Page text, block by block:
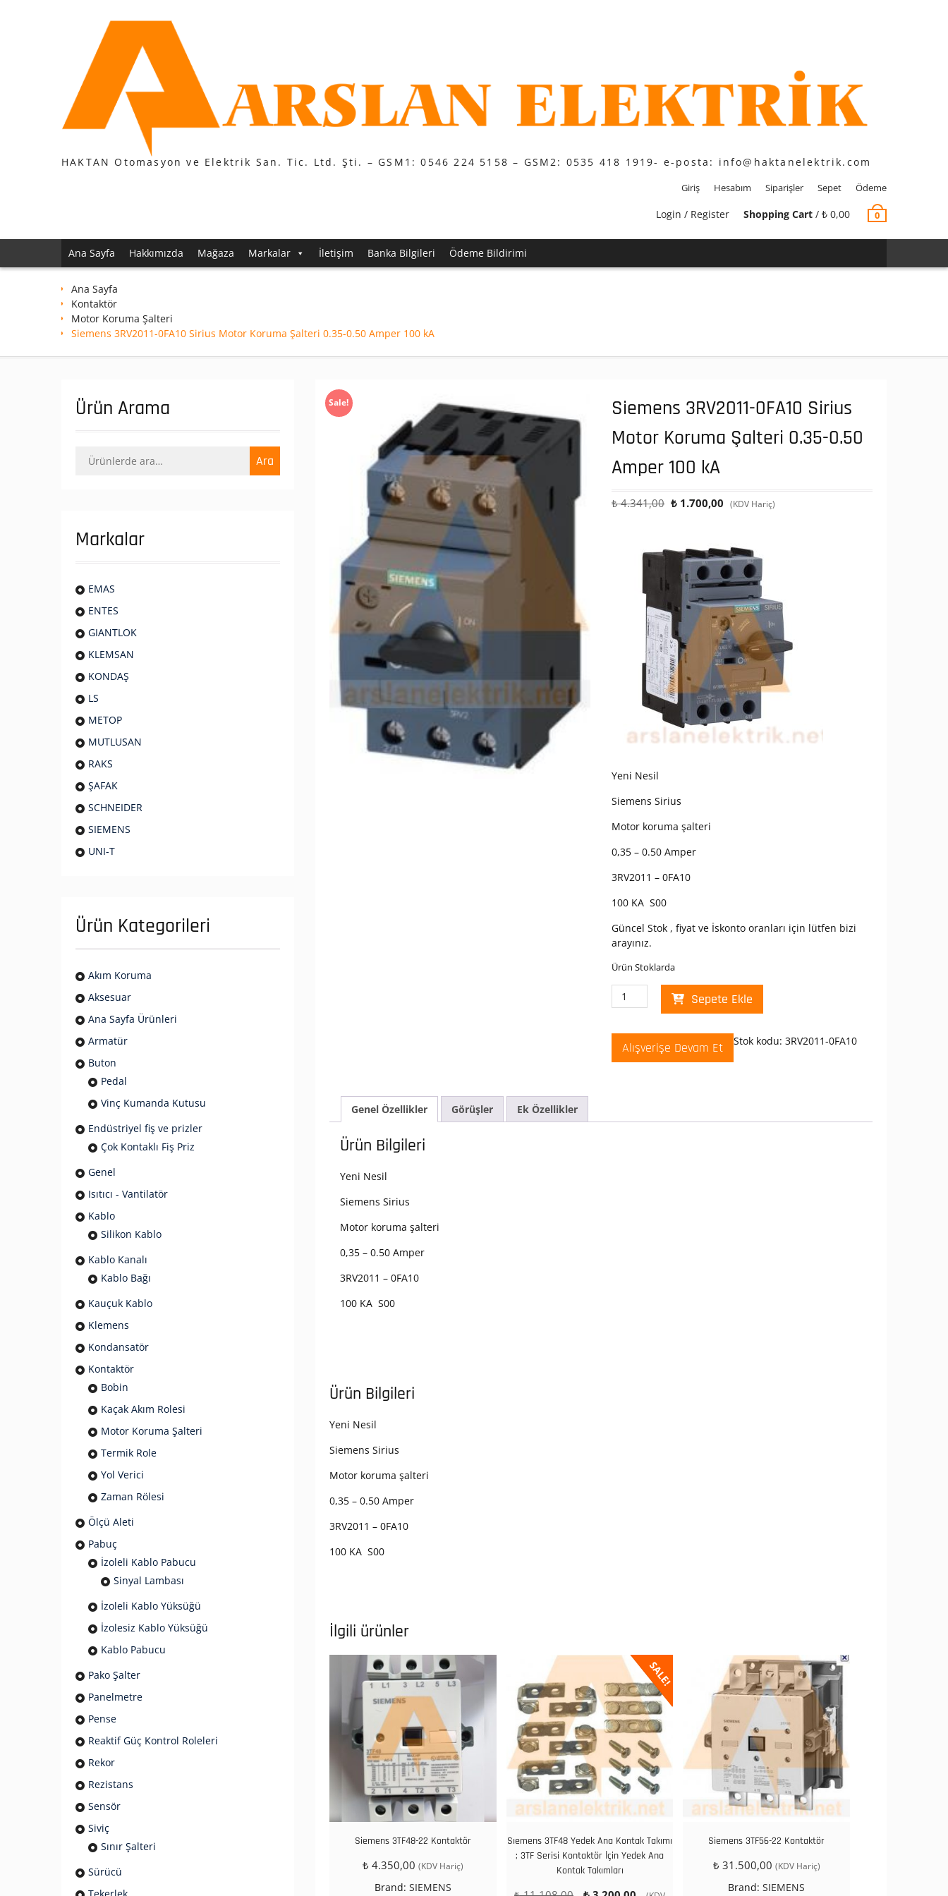
HAKTAN Otomasyon ve Elektrik San. Tic. Ltd. Şti. – GSM1: 0546 224 5158 – GSM2: 0535 418 1919- e-posta: info@haktanelektrik.com
Giriş Hesabım Siparişler Sepet Ödeme
Login / Register Shopping Cart / ₺ 0,00 0
Ana Sayfa Hakkımızda Mağaza Markalar İletişim Banka Bilgileri Ödeme Bildirimi
Ana Sayfa
Kontaktör
Motor Koruma Şalteri
Siemens 3RV2011-0FA10 Sirius Motor Koruma Şalteri 0.35-0.50 Amper 100 kA
Sale!
Siemens 3RV2011-0FA10 Sirius
Motor Koruma Şalteri 0.35-0.50
Amper 100 kA
₺4.341,00 Orijinal
₺ 1.700,00 Şu
₺ 1.700,00.
(KDV Hariç)
Yeni Nesil
Siemens Sirius
Motor koruma şalteri
0,35 – 0.50 Amper
3RV2011 – 0FA10
100 KA S00
Güncel Stok , fiyat ve İskonto oranları için lütfen bizi
arayınız.
Ürün Stoklarda
Siemens
3RV2011-
Sirius
Motor
Koruma
Amper
Sepete Ekle
Alışverişe Devam Et Stok kodu:3RV2011-0FA10
Genel Özellikler Görüşler Ek Özellikler
Ürün Bilgileri
Yeni Nesil
Siemens Sirius
Motor koruma şalteri
0,35 – 0.50 Amper
3RV2011 – 0FA10
100 KA S00
Ürün Bilgileri
Yeni Nesil
Siemens Sirius
Motor koruma şalteri
0,35 – 0.50 Amper
3RV2011 – 0FA10
100 KA S00
İlgili ürünler
Siemens 3TF48-22 Kontaktör
₺ 4.350,00 (KDV Hariç)
Brand: SIEMENS
SALE!
Sıemens 3TF48 Yedek Ana Kontak Takımı
; 3TF Serisi Kontaktör İçin Yedek Ana
Kontak Takımları
Siemens 3TF56-22 Kontaktör
₺ 31.500,00 (KDV Hariç)
Brand:SIEMENS
Ürün Arama
Ara: Ara
Markalar
EMAS
ENTES
GIANTLOK
KLEMSAN
KONDAŞ
LS
METOP
MUTLUSAN
RAKS
ŞAFAK
SCHNEIDER
SIEMENS
UNI-T
Ürün Kategorileri
Akım Koruma
Aksesuar
Ana Sayfa Ürünleri
Armatür
Buton
Pedal
Vinç Kumanda Kutusu
Endüstriyel fiş ve prizler
Çok Kontaklı Fiş Priz
Genel
Isıtıcı - Vantilatör
Kablo
Silikon Kablo
Kablo Kanalı
Kablo Bağı
Kauçuk Kablo
Klemens
Kondansatör
Kontaktör
Bobin
Kaçak Akım Rolesi
Motor Koruma Şalteri
Termik Role
Yol Verici
Zaman Rölesi
Ölçü Aleti
Pabuç
İzoleli Kablo Pabucu
Sinyal Lambası
İzoleli Kablo Yüksüğü
İzolesiz Kablo Yüksüğü
Kablo Pabucu
Pako Şalter
Panelmetre
Pense
Reaktif Güç Kontrol Roleleri
Rekor
Rezistans
Sensör
Siviç
Sınır Şalteri
Sürücü